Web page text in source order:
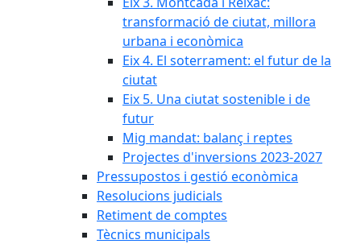
transformació de ciutat, millora
urbana i econòmica
Eix 4. El soterrament: el futur de la
ciutat
Eix 5. Una ciutat sostenible i de
futur
Mig mandat: balanç i reptes
Projectes d'inversions 2023-2027
Pressupostos i gestió econòmica
Resolucions judicials
Retiment de comptes
Tècnics municipals